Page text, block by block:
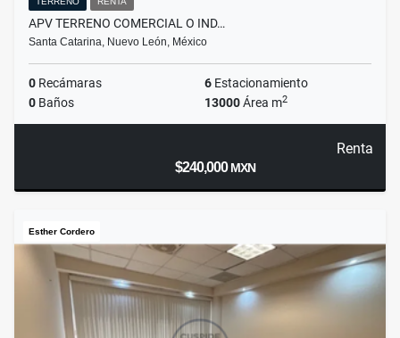
APV TERRENO COMERCIAL O IND…
Santa Catarina, Nuevo León, México
0 Recámaras 6 Estacionamiento
0 Baños 13000Área m2
Renta
$240,000MXN
Esther Cordero